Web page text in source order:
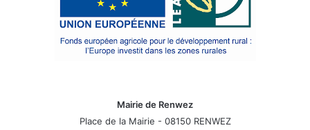
Mairie de Renwez
Place de la Mairie - 08150 RENWEZ